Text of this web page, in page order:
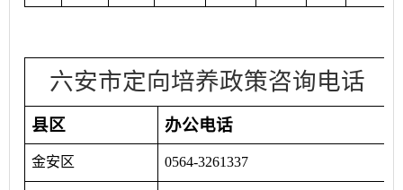
六安市定向培养政策咨询电话
县区 办公电话
金安区 0564-3261337